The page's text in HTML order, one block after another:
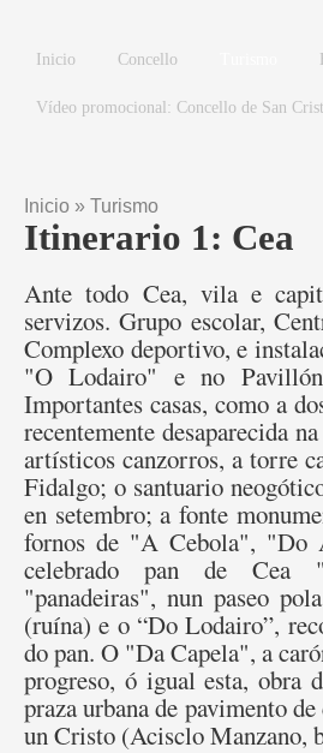
Inicio Concello
Vídeo promocional: Concello de San
Vostede está aquí
Inicio » Turismo
Itinerario 1: Cea
Ante todo Cea, vila e
servizos. Grupo escolar,
Complexo deportivo, e
"O Lodairo" e no
Importantes casas, como a
recentemente desaparecida
artísticos canzorros, a torre
Fidalgo; o santuario
en setembro; a fonte
fornos de "A Cebola", "Do
celebrado pan de Cea
"panadeiras", nun paseo
(ruína) e o “Do Lodairo”,
do pan. O "Da Capela", a
progreso, ó igual esta,
praza urbana de pavimento
un Cristo (Acisclo Manzano,